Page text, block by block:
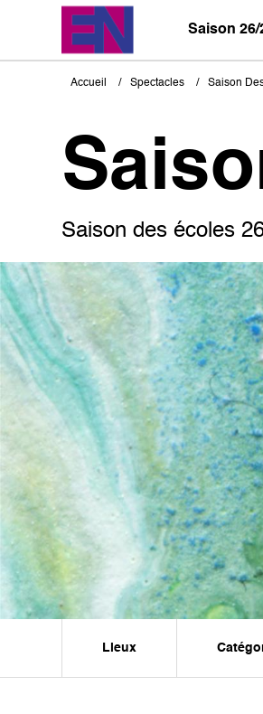
Saison 26/
Fil
Accueil Spectacles Saison
Saison des écoles
Lieux